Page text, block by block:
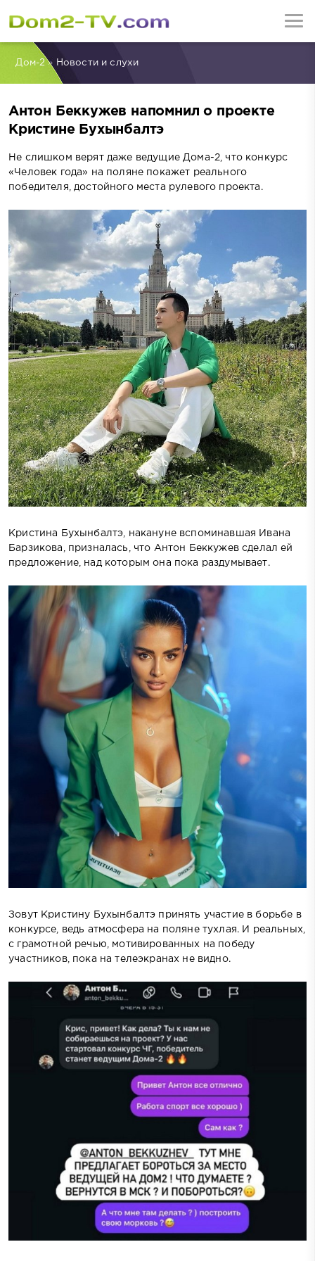
Дом-2» Новости и слухи
Антон Беккужев напомнил о проекте
Кристине Бухынбалтэ
Не слишком верят даже ведущие Дома-2, что конкурс
«Человек года» на поляне покажет реального
победителя, достойного места рулевого проекта.
Кристина Бухынбалтэ, накануне вспоминавшая Ивана
Барзикова, призналась, что Антон Беккужев сделал ей
предложение, над которым она пока раздумывает.
Зовут Кристину Бухынбалтэ принять участие в борьбе в
конкурсе, ведь атмосфера на поляне тухлая. И реальных,
с грамотной речью, мотивированных на победу
участников, пока на телеэкранах не видно.